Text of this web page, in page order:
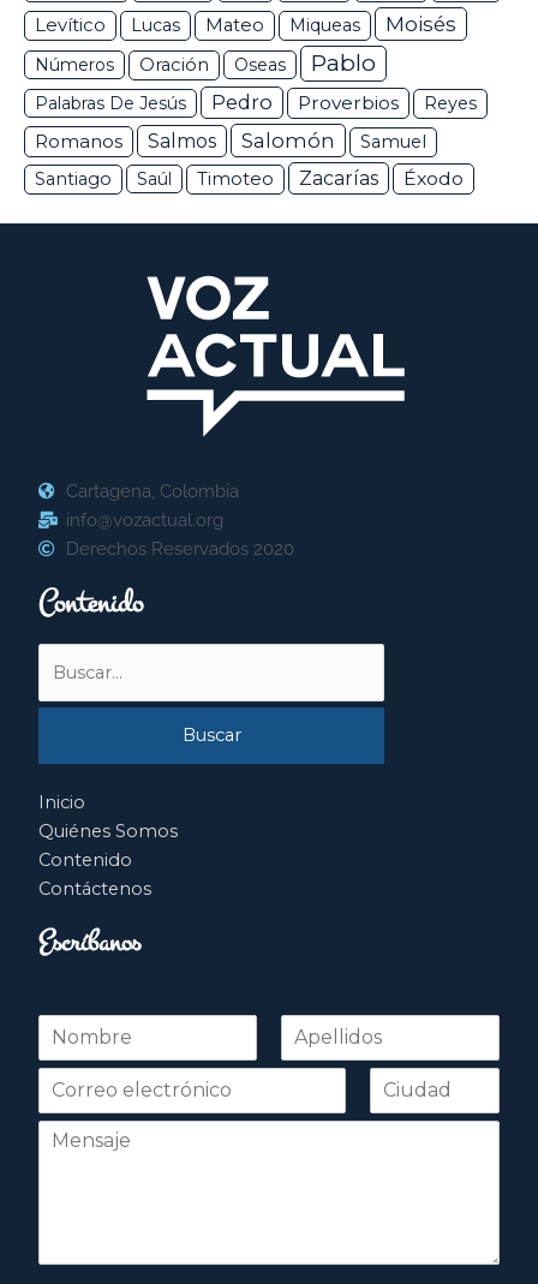
Levítico
Lucas Mateo Miqueas Moisés
Números Oración Oseas Pablo
Palabras De Jesús Pedro Proverbios Reyes
Romanos Salmos Salomón
Samuel
Santiago
Saúl Timoteo Zacarías Éxodo
Cartagena, Colombia
info@vozactual.org
Derechos Reservados 2020
Contenido
por:
Inicio
Quiénes Somos
Contenido
Contáctenos
Escríbanos
N
m
r
Nombre Apellidos